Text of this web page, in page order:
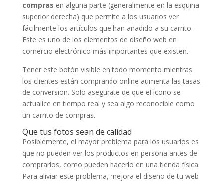
compras en alguna parte (generalmente en la esquina
superior derecha) que permite a los usuarios ver
fácilmente los artículos que han añadido a su carrito.
Este es uno de los elementos de diseño web en
comercio electrónico más importantes que existen.
Tener este botón visible en todo momento mientras
los clientes están comprando online aumenta las tasas
de conversión. Solo asegúrate de que el ícono se
actualice en tiempo real y sea algo reconocible como
un carrito de compras.
Que tus fotos sean de calidad
Posiblemente, el mayor problema para los usuarios es
que no pueden ver los productos en persona antes de
comprarlos, como pueden hacerlo en una tienda física.
Para aliviar este problema, mejora el diseño de tu web